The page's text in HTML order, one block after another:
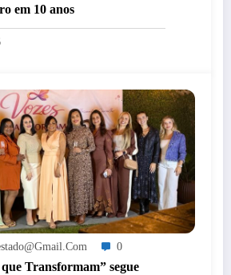
em 10 anos
0
Transformam” segue